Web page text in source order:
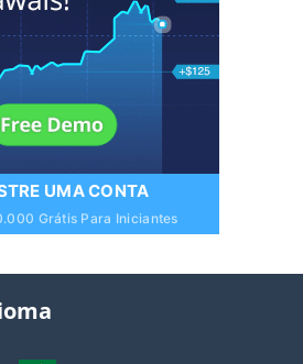
UMA CONTA
Grátis Para Iniciantes